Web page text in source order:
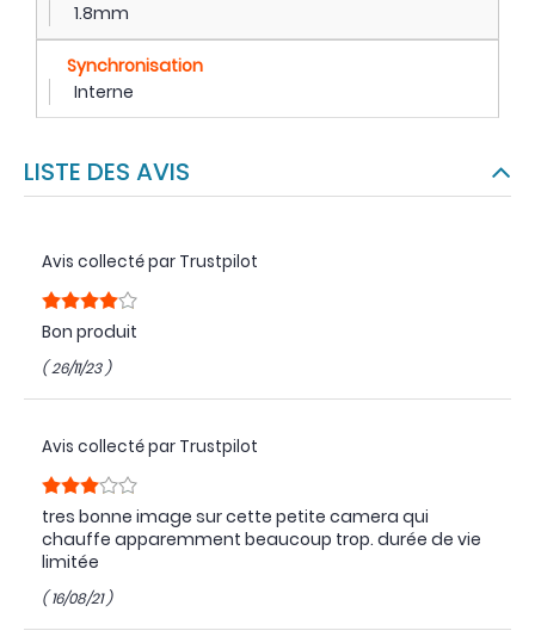
1.8mm
Synchronisation
Interne
LISTE DES AVIS
Avis collecté par Trustpilot
Bon produit
( 26/11/23 )
Avis collecté par Trustpilot
tres bonne image sur cette petite camera qui
chauffe apparemment beaucoup trop. durée de vie
limitée
( 16/08/21 )